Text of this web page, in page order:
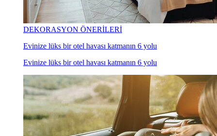
DEKORASYON ÖNERİLERİ
Evinize lüks bir otel havası katmanın 6 yolu
Evinize lüks bir otel havası katmanın 6 yolu